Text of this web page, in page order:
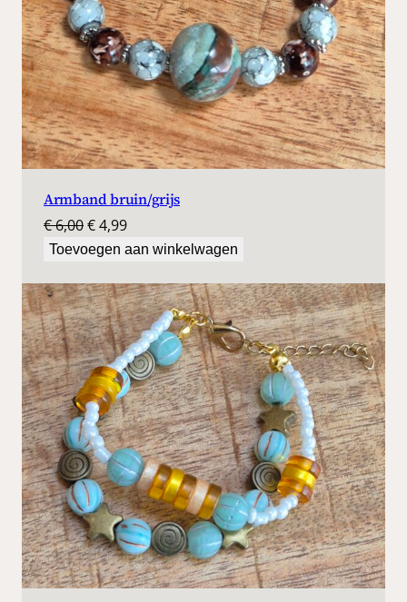
Armband bruin/grijs
€6,00Oorspronkelijke
prijs
€ 6,00.
€4,99Huidige
prijs
€ 4,99.
Toevoegen aan winkelwagen